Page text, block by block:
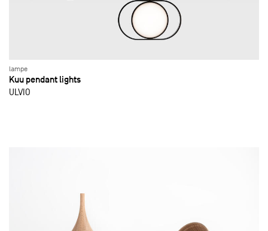
lampe
Kuu pendant lights
ULVIO